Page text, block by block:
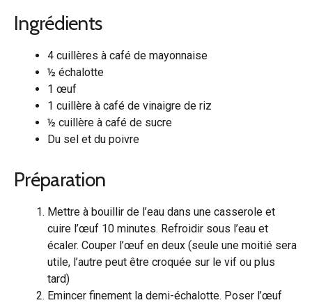
Ingrédients
4 cuillères à café de mayonnaise
½ échalotte
1 œuf
1 cuillère à café de vinaigre de riz
½ cuillère à café de sucre
Du sel et du poivre
Préparation
Mettre à bouillir de l’eau dans une casserole et
cuire l’œuf 10 minutes. Refroidir sous l’eau et
écaler. Couper l’œuf en deux (seule une moitié sera
utile, l’autre peut être croquée sur le vif ou plus
tard)
Emincer finement la demi-échalotte. Poser l’œuf